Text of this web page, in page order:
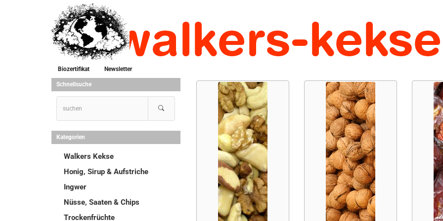
Biozertifikat Newsletter
Schnellsuche
Kategorien
Walkers Kekse
Honig, Sirup & Aufstriche
Ingwer
Nüsse, Saaten & Chips
Trockenfrüchte